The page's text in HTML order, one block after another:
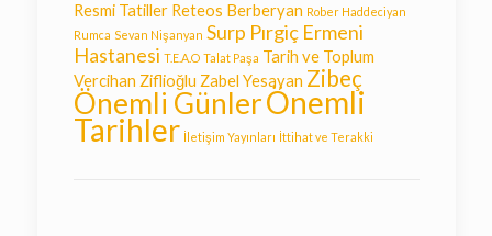
Resmi Tatiller Reteos Berberyan Rober Haddeciyan
Rumca Sevan Nişanyan Surp Pırgiç Ermeni
Hastanesi T.E.A.O Talat Paşa Tarih ve Toplum
Vercihan Ziflioğlu Zabel Yesayan Zibeç
Önemli GünlerÖnemli
Tarihler İletişim Yayınları İttihat ve Terakki